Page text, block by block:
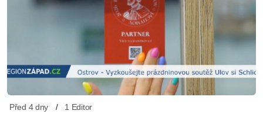
Před 4 dny 1 Editor